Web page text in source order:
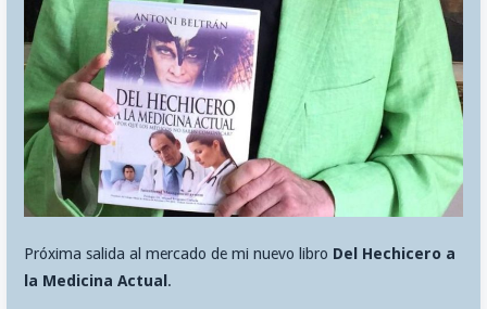
Próxima salida al mercado de mi nuevo libro Del Hechicero a
la Medicina Actual.